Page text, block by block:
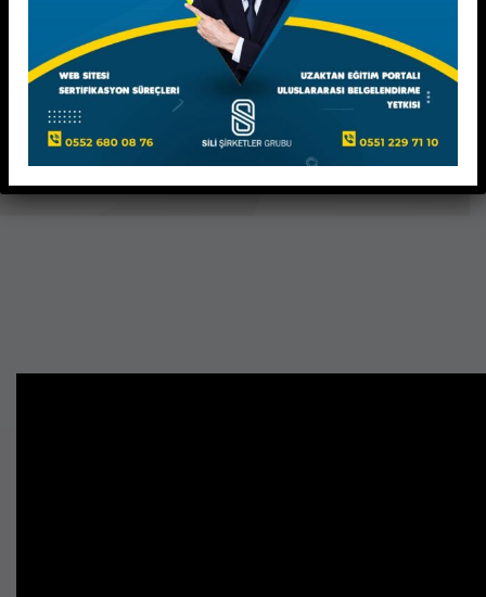
EĞİTİMLER 20 SAAT ÖRGÜN EĞİTİM OLARAK
SUNULMAKTADIR.
KATILIM SERTİFİKASI VE SEMİNER SERTİFİKASI
OLARAK VERİLMEKTEDİR.